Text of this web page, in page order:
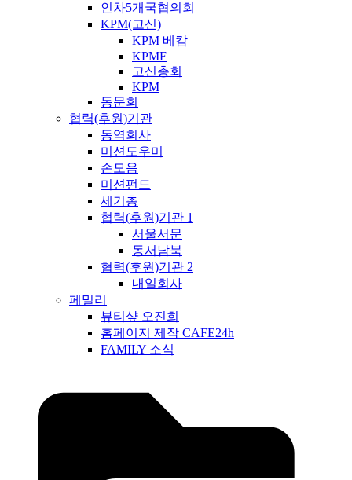
인차5개국협의회
KPM(고신)
KPM 베캄
KPMF
고신총회
KPM
동문회
협력(후원)기관
동역회사
미션도우미
손모음
미션펀드
세기총
협력(후원)기관 1
서울서문
동서남북
협력(후원)기관 2
내일회사
페밀리
뷰티샾 오진희
홈페이지 제작 CAFE24h
FAMILY 소식